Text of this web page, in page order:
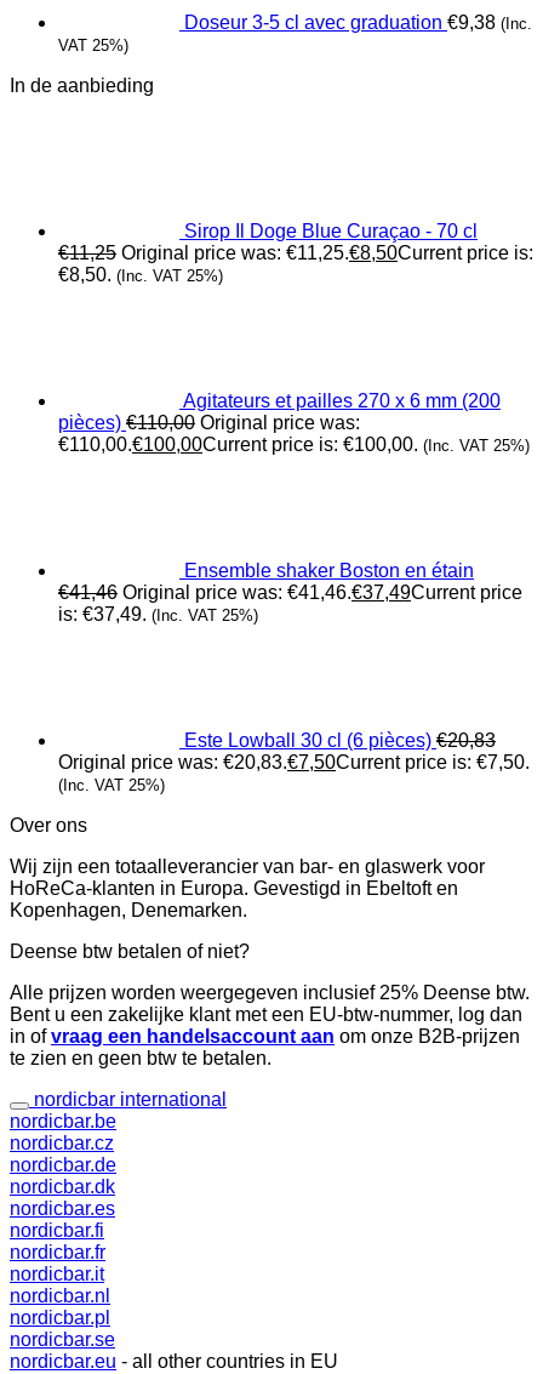
Doseur 3-5 cl avec graduation €9,38 (Inc.
VAT 25%)
In de aanbieding
Sirop Il Doge Blue Curaçao - 70 cl
€11,25 Original price was: €11,25.€8,50Current price is:
€8,50. (Inc. VAT 25%)
Agitateurs et pailles 270 x 6 mm (200
pièces) €110,00 Original price was:
€110,00.€100,00Current price is: €100,00. (Inc. VAT 25%)
Ensemble shaker Boston en étain
€41,46 Original price was: €41,46.€37,49Current price
is: €37,49. (Inc. VAT 25%)
Este Lowball 30 cl (6 pièces) €20,83
Original price was: €20,83.€7,50Current price is: €7,50.
(Inc. VAT 25%)
Over ons
Wij zijn een totaalleverancier van bar- en glaswerk voor
HoReCa-klanten in Europa. Gevestigd in Ebeltoft en
Kopenhagen, Denemarken.
Deense btw betalen of niet?
Alle prijzen worden weergegeven inclusief 25% Deense btw.
Bent u een zakelijke klant met een EU-btw-nummer, log dan
in ofvraag een handelsaccount aan om onze B2B-prijzen
te zien en geen btw te betalen.
nordicbar international
nordicbar.be
nordicbar.cz
nordicbar.de
nordicbar.dk
nordicbar.es
nordicbar.fi
nordicbar.fr
nordicbar.it
nordicbar.nl
nordicbar.pl
nordicbar.se
nordicbar.eu - all other countries in EU